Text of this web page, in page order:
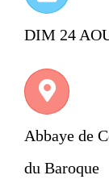
DIM 24
Abbaye de
du Baroque